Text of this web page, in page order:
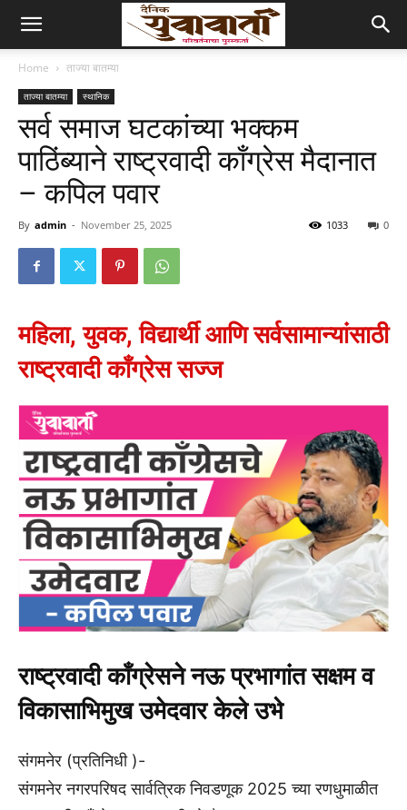
Home ताज्या बातम्या
ताज्या बातम्या स्थानिक
सर्व समाज घटकांच्या भक्कम
पाठिंब्याने राष्ट्रवादी काँग्रेस मैदानात
– कपिल पवार
By admin - November 25, 2025 0
1033
महिला, युवक, विद्यार्थी आणि सर्वसामान्यांसाठी
राष्ट्रवादी काँग्रेस सज्ज
राष्ट्रवादी काँग्रेसने नऊ प्रभागांत सक्षम व
विकासाभिमुख उमेदवार केले उभे
संगमनेर (प्रतिनिधी )-
संगमनेर नगरपरिषद सार्वत्रिक निवडणूक 2025 च्या रणधुमाळीत